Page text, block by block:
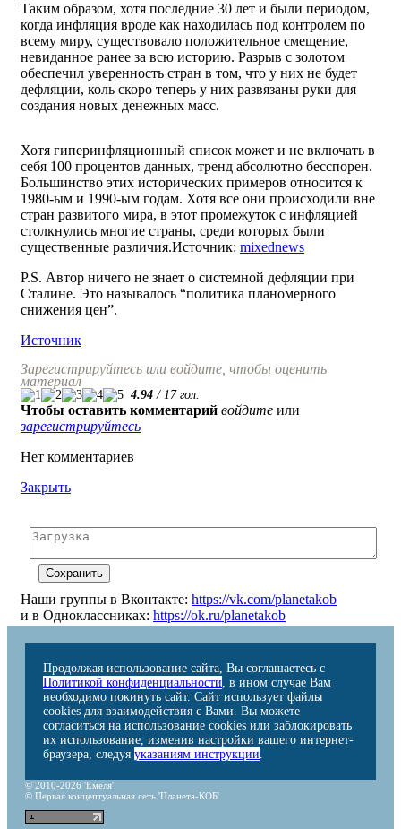
Таким образом, хотя последние 30 лет и были периодом,
когда инфляция вроде как находилась под контролем по
всему миру, существовало положительное смещение,
невиданное ранее за всю историю. Разрыв с золотом
обеспечил уверенность стран в том, что у них не будет
дефляции, коль скоро теперь у них развязаны руки для
создания новых денежных масс.
Хотя гиперинфляционный список может и не включать в
себя 100 процентов данных, тренд абсолютно бесспорен.
Большинство этих исторических примеров относится к
1980-ым и 1990-ым годам. Хотя все они происходили вне
стран развитого мира, в этот промежуток с инфляцией
столкнулись многие страны, среди которых были
существенные различия.Источник: mixednews
P.S. Автор ничего не знает о системной дефляции при
Сталине. Это называлось “политика планомерного
снижения цен”.
Источник
Зарегистрируйтесь или войдите, чтобы оценить
материал
4.94 / 17гол.
Чтобы оставить комментарий войдите или
зарегистрируйтесь
Нет комментариев
Закрыть
Наши группы в Вконтакте: https://vk.com/planetakob
и в Одноклассниках: https://ok.ru/planetakob
Продолжая использование сайта, Вы соглашаетесь с
Политикой конфиденциальности, в ином случае Вам
необходимо покинуть сайт. Сайт использует файлы
cookies для взаимодействия с Вами. Вы можете
согласиться на использование cookies или заблокировать
их использование, изменив настройки вашего интернет-
браузера, следуя указаниям инструкции.
© 2010-2026 'Емеля'
© Первая концептуальная сеть 'Планета-КОБ'